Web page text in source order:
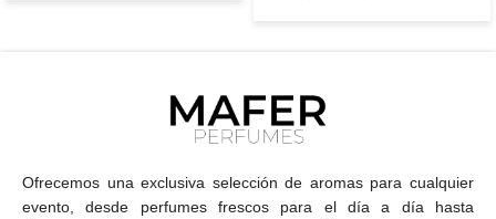
Ofrecemos una exclusiva selección de aromas para cualquier
evento, desde perfumes frescos para el día a día hasta